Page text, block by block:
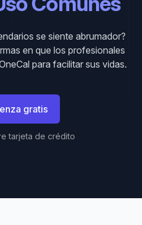
se siente abrumador?
en que los profesionales
para facilitar sus vidas.
gratis
tarjeta de crédito